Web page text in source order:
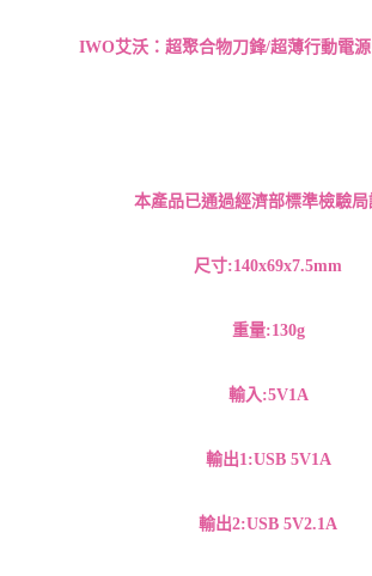
IWO艾沃：超聚合物刀鋒/超薄行動電
本產品已通過經濟部標準檢驗局
尺寸:140x69x7.5mm
重量:130g
輸入:5V1A
輸出1:USB 5V1A
輸出2:USB 5V2.1A